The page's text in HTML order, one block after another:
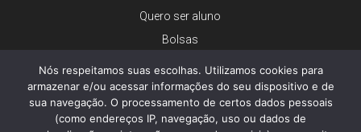
Quero ser aluno
Bolsas
Trabalhe conosco
Imprensa
Nós respeitamos suas escolhas. Utilizamos cookies para
armazenar e/ou acessar informações do seu dispositivo e de
sua navegação. O processamento de certos dados pessoais
(como endereços IP, navegação, uso ou dados de